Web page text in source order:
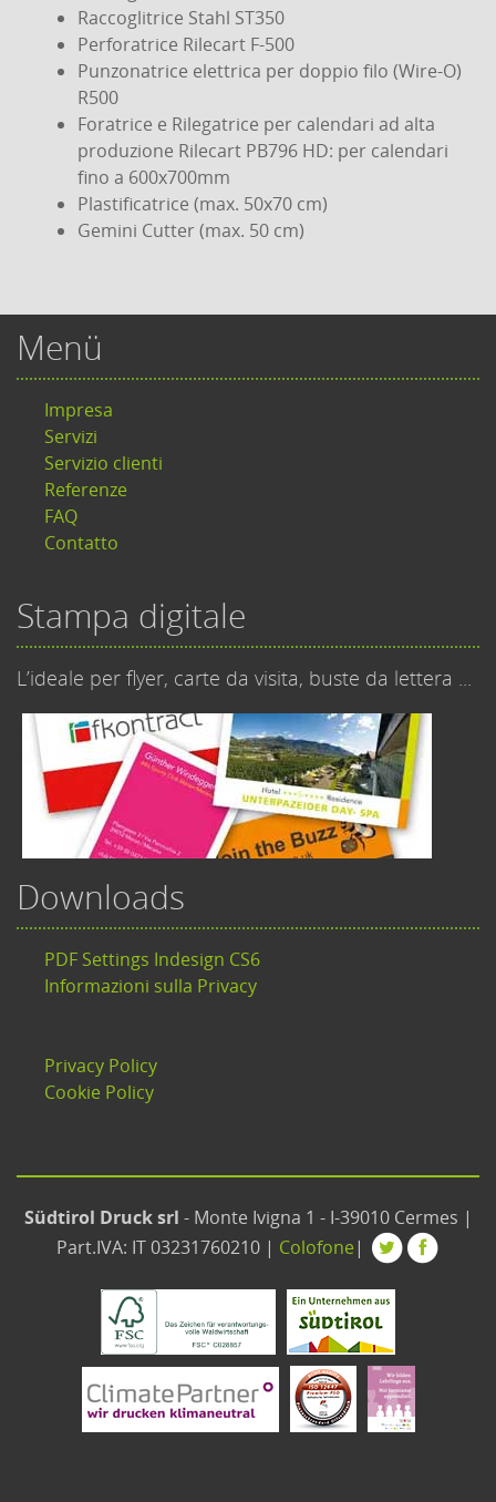
Raccoglitrice Stahl ST350
Perforatrice Rilecart F-500
Punzonatrice elettrica per doppio filo (Wire-O)
R500
Foratrice e Rilegatrice per calendari ad alta
produzione Rilecart PB796 HD: per calendari
fino a 600x700mm
Plastificatrice (max. 50x70 cm)
Gemini Cutter (max. 50 cm)
Menü
Impresa
Servizi
Servizio clienti
Referenze
FAQ
Contatto
Stampa digitale
L’ideale per flyer, carte da visita, buste da lettera ...
Downloads
PDF Settings Indesign CS6
Informazioni sulla Privacy
Privacy Policy
Cookie Policy
Südtirol Druck srl - Monte Ivigna 1 - I-39010 Cermes |
Part.IVA: IT 03231760210 | Colofone |